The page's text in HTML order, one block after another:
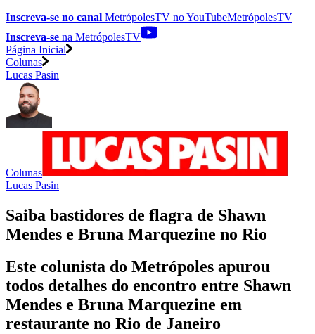
Inscreva-se no canal MetrópolesTV noYouTubeMetrópolesTV
Inscreva-se na MetrópolesTV
Página Inicial
Colunas
Lucas Pasin
Colunas
Lucas Pasin
Saiba bastidores de flagra de Shawn
Mendes e Bruna Marquezine no Rio
Este colunista do Metrópoles apurou
todos detalhes do encontro entre Shawn
Mendes e Bruna Marquezine em
restaurante no Rio de Janeiro